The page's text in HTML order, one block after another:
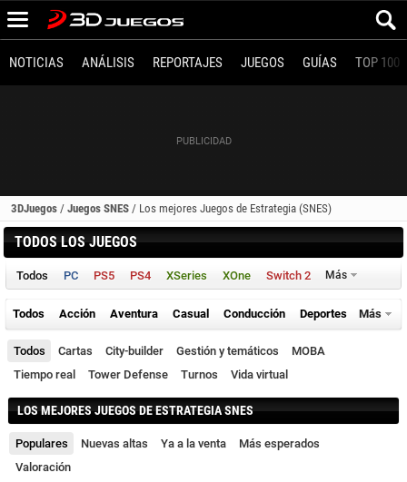
NOTICIAS ANÁLISIS REPORTAJES JUEGOS GUÍAS TOP 100
3DJuegos / Juegos SNES / Los mejores Juegos de Estrategia (SNES)
TODOS LOS JUEGOS
Todos PC PS5 PS4 XSeries XOne Switch 2 Más
Todos Acción Aventura Casual Conducción Deportes Más
Todos Cartas City-builder Gestión y temáticos
MOBA
Tiempo real
Tower Defense Turnos Vida virtual
LOS MEJORES JUEGOS DE ESTRATEGIA SNES
Populares Nuevas altas Ya a la venta
Más esperados
Valoración